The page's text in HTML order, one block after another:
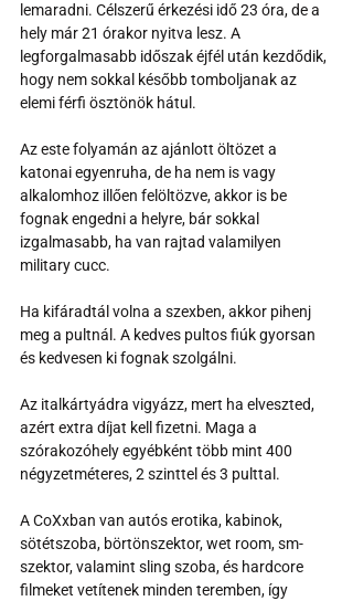
lemaradni. Célszerű érkezési idő 23 óra, de a
hely már 21 órakor nyitva lesz. A
legforgalmasabb időszak éjfél után kezdődik,
hogy nem sokkal később tomboljanak az
elemi férfi ösztönök hátul.
Az este folyamán az ajánlott öltözet a
katonai egyenruha, de ha nem is vagy
alkalomhoz illően felöltözve, akkor is be
fognak engedni a helyre, bár sokkal
izgalmasabb, ha van rajtad valamilyen
military cucc.
Ha kifáradtál volna a szexben, akkor pihenj
meg a pultnál. A kedves pultos fiúk gyorsan
és kedvesen ki fognak szolgálni.
Az italkártyádra vigyázz, mert ha elveszted,
azért extra díjat kell fizetni. Maga a
szórakozóhely egyébként több mint 400
négyzetméteres, 2 szinttel és 3 pulttal.
A CoXxban van autós erotika, kabinok,
sötétszoba, börtönszektor, wet room, sm-
szektor, valamint sling szoba, és hardcore
filmeket vetítenek minden teremben, így